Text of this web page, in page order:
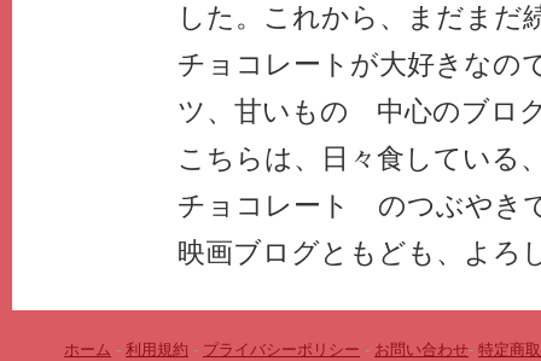
した。これから、まだまだ
チョコレートが大好きなの
ツ、甘いもの 中心のブロ
こちらは、日々食している
チョコレート のつぶやき
映画ブログともども、よろ
ホーム - 利用規約 - プライバシーポリシー - お問い合わせ- 特定商